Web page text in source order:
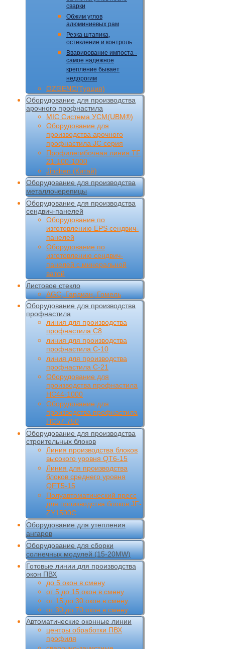
сварки
Обжим углов
алюминиевых рам
Резка штапика,
остекление и контроль
Вварирование импоста -
самое надежное
крепление бывает
недорогим
OZGENC(Турция)
Оборудование для производства
арочного профнастила
MIC Cистема УCM(UBM®)
Оборудование для
производства арочного
профнастила JC серия
Профилегибочная линия TF
21-100-1000
Jinchen (Китай)
Оборудование для производства
металлочерепицы
Оборудование для производства
сендвич-панелей
Оборудование по
изготовлению EPS сендвич-
панелей
Оборудование по
изготовлению сендвич-
панелей с минеральной
ватой
Листовое стекло
AGC, Гардиан, Гомель
Оборудование для производства
профнастила
линия для производства
профнастила С8
линия для производства
профнастила С-10
линия для производства
профнастила С-21
Оборудование для
производства профнастила
НС44-1000
Оборудование для
производства профнастила
НС57-750
Оборудование для производства
строительных блоков
Линия производства блоков
высокого уровня QT6-15
Линия для производства
блоков среднего уровня
QFT5-15
Полуавтоматический пресс
для производства блоков JF-
ZY1500C
Оборудование для утепления
ангаров
Оборудование для сборки
солнечных модулей (15-20MW)
Готовые линии для производства
окон ПВХ
до 5 окон в смену
от 5 до 15 окон в смену
от 15 до 30 окон в смену
от 30 до 70 окон в смену
Автоматические оконные линии
центры обработки ПВХ
профиля